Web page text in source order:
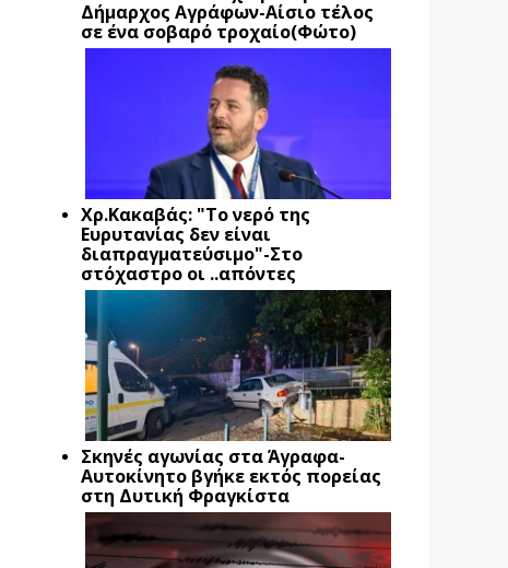
Δήμαρχος Αγράφων-Αίσιο τέλος
σε ένα σοβαρό τροχαίο(Φώτο)
Xρ.Κακαβάς: "Το νερό της
Ευρυτανίας δεν είναι
διαπραγματεύσιμο"-Στο
στόχαστρο οι ..απόντες
Σκηνές αγωνίας στα Άγραφα-
Αυτοκίνητο βγήκε εκτός πορείας
στη Δυτική Φραγκίστα